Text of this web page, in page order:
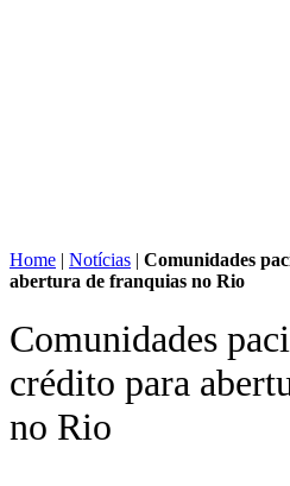
Home | Notícias | Comunidades
abertura de franquias no Rio
Comunidades
crédito para
no Rio